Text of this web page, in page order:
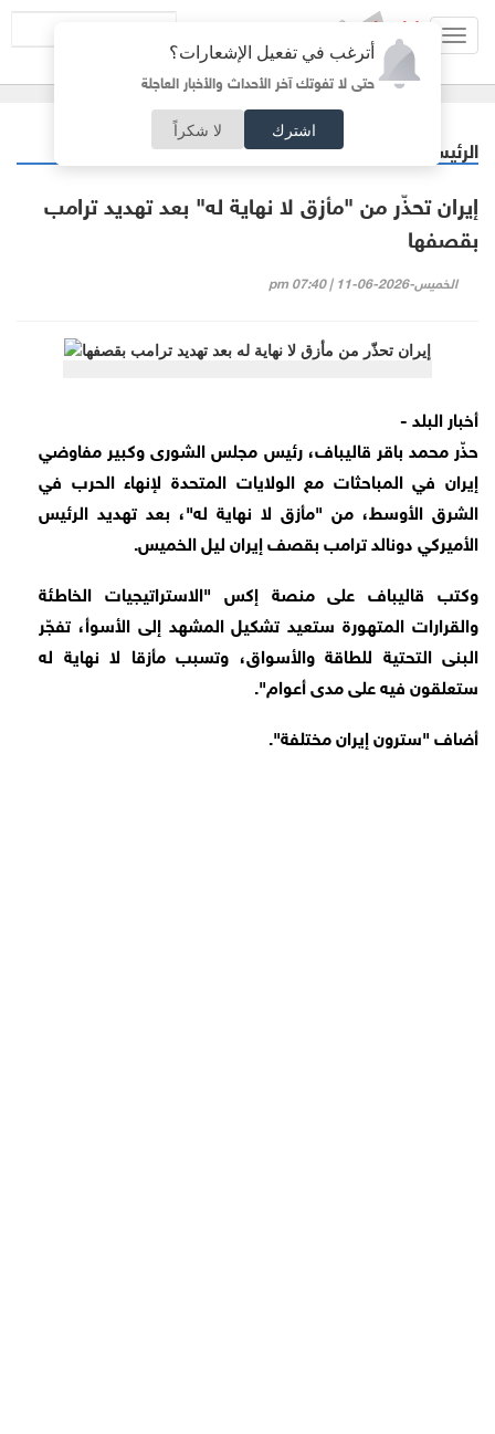
أترغب في تفعيل الإشعارات؟
حتى لا تفوتك آخر الأحداث والأخبار العاجلة
اشترك لا شكراً
الرئيسية عربي دولي
إيران تحذّر من "مأزق لا نهاية له" بعد تهديد ترامب
بقصفها
الخميس-2026-06-11 | 07:40 pm
أخبار البلد -
حذّر محمد باقر قاليباف، رئيس مجلس الشورى وكبير مفاوضي
إيران في المباحثات مع الولايات المتحدة لإنهاء الحرب في
الشرق الأوسط، من "مأزق لا نهاية له"، بعد تهديد الرئيس
الأميركي دونالد ترامب بقصف إيران ليل الخميس.
وكتب قاليباف على منصة إكس "الاستراتيجيات الخاطئة
والقرارات المتهورة ستعيد تشكيل المشهد إلى الأسوأ، تفجّر
البنى التحتية للطاقة والأسواق، وتسبب مأزقا لا نهاية له
ستعلقون فيه على مدى أعوام".
أضاف "سترون إيران مختلفة".